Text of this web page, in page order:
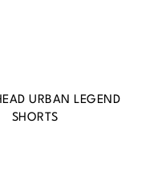
URBAN LEGEND
SHORTS